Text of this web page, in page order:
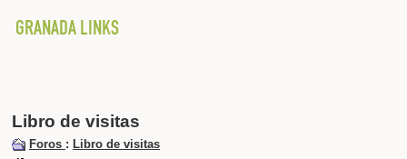
Libro de visitas
Foros : Libro de visitas